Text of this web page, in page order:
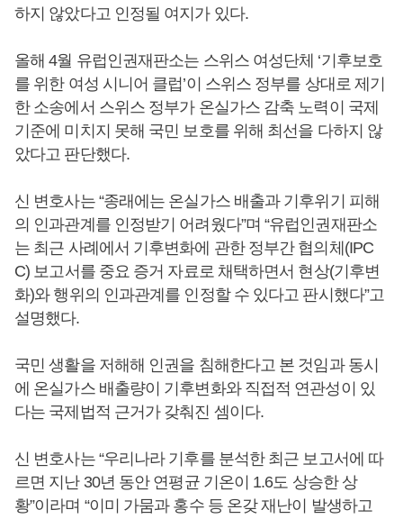
하지 않았다고 인정될 여지가 있다.
올해 4월 유럽인권재판소는 스위스 여성단체 ‘기후보호
를 위한 여성 시니어 클럽’이 스위스 정부를 상대로 제기
한 소송에서 스위스 정부가 온실가스 감축 노력이 국제
기준에 미치지 못해 국민 보호를 위해 최선을 다하지 않
았다고 판단했다.
신 변호사는 “종래에는 온실가스 배출과 기후위기 피해
의 인과관계를 인정받기 어려웠다”며 “유럽인권재판소
는 최근 사례에서 기후변화에 관한 정부간 협의체(IPC
C) 보고서를 중요 증거 자료로 채택하면서 현상(기후변
화)와 행위의 인과관계를 인정할 수 있다고 판시했다”고
설명했다.
국민 생활을 저해해 인권을 침해한다고 본 것임과 동시
에 온실가스 배출량이 기후변화와 직접적 연관성이 있
다는 국제법적 근거가 갖춰진 셈이다.
신 변호사는 “우리나라 기후를 분석한 최근 보고서에 따
르면 지난 30년 동안 연평균 기온이 1.6도 상승한 상
황”이라며 “이미 가뭄과 홍수 등 온갖 재난이 발생하고